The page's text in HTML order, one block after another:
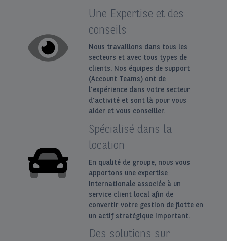
Une Expertise et des
conseils
Nous travaillons dans tous les
secteurs et avec tous types de
clients. Nos équipes de support
(Account Teams) ont de
l'expérience dans votre secteur
d'activité et sont là pour vous
aider et vous conseiller.
Spécialisé dans la
location
En qualité de groupe, nous vous
apportons une expertise
internationale associée à un
service client local afin de
convertir votre gestion de flotte en
un actif stratégique important.
Des solutions sur